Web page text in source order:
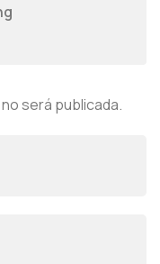
será publicada.